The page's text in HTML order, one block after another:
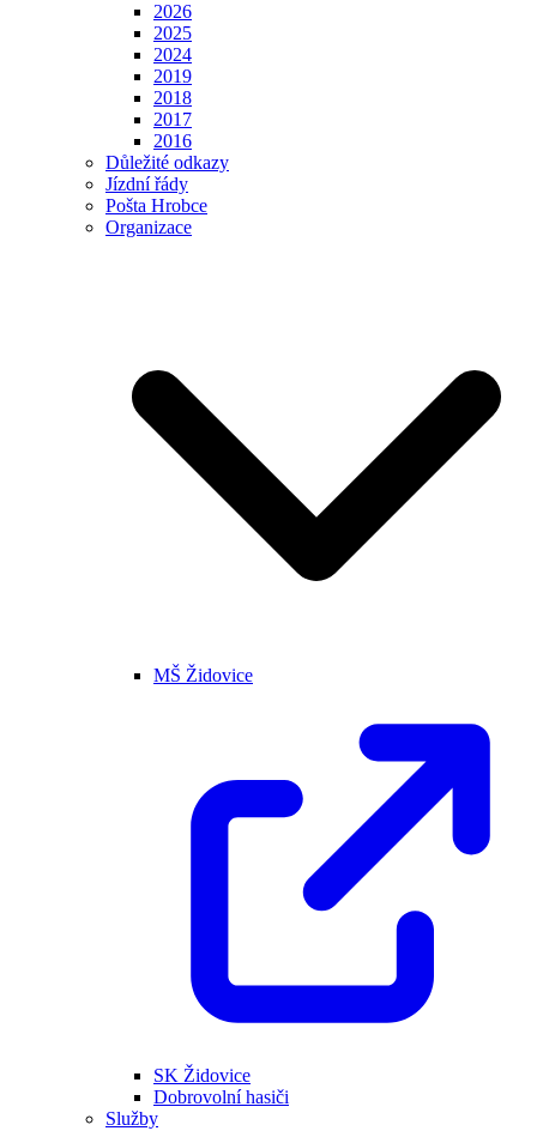
2026
2025
2024
2019
2018
2017
2016
Důležité odkazy
Jízdní řády
Pošta Hrobce
Organizace
MŠ Židovice
SK Židovice
Dobrovolní hasiči
Služby